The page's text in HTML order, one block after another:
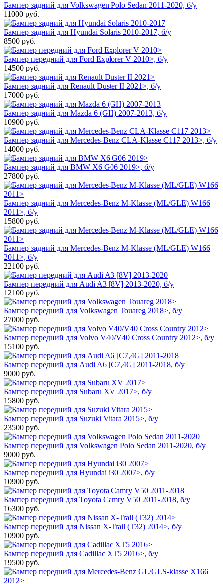
Бампер задний для Volkswagen Polo Sedan 2011-2020, б/у
11000 руб.
Бампер задний для Hyundai Solaris 2010-2017, б/у
8500 руб.
Бампер передний для Ford Explorer V 2010>, б/у
14500 руб.
Бампер задний для Renault Duster II 2021>, б/у
17000 руб.
Бампер задний для Mazda 6 (GH) 2007-2013, б/у
10900 руб.
Бампер задний для Mercedes-Benz CLA-Klasse C117 2013>, б/у
14000 руб.
Бампер задний для BMW X6 G06 2019>, б/у
27800 руб.
Бампер задний для Mercedes-Benz M-Klasse (ML/GLE) W166
2011>, б/у
15800 руб.
Бампер задний для Mercedes-Benz M-Klasse (ML/GLE) W166
2011>, б/у
22100 руб.
Бампер передний для Audi A3 [8V] 2013-2020, б/у
12100 руб.
Бампер передний для Volkswagen Touareg 2018>, б/у
27000 руб.
Бампер передний для Volvo V40/V40 Cross Country 2012>, б/у
15100 руб.
Бампер передний для Audi A6 [C7,4G] 2011-2018, б/у
9000 руб.
Бампер передний для Subaru XV 2017>, б/у
15800 руб.
Бампер передний для Suzuki Vitara 2015>, б/у
23500 руб.
Бампер передний для Volkswagen Polo Sedan 2011-2020, б/у
9000 руб.
Бампер передний для Hyundai i30 2007>, б/у
10900 руб.
Бампер передний для Toyota Camry V50 2011-2018, б/у
16300 руб.
Бампер передний для Nissan X-Trail (T32) 2014>, б/у
10900 руб.
Бампер передний для Cadillac XT5 2016>, б/у
19500 руб.